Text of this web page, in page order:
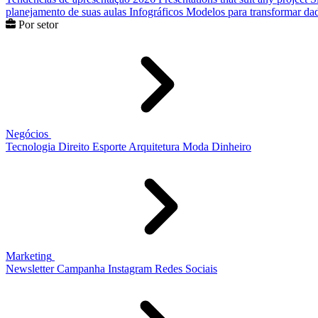
planejamento de suas aulas Infográficos Modelos para transformar
Por setor
Negócios
Tecnologia Direito Esporte Arquitetura Moda Dinheiro
Marketing
Newsletter Campanha Instagram Redes Sociais